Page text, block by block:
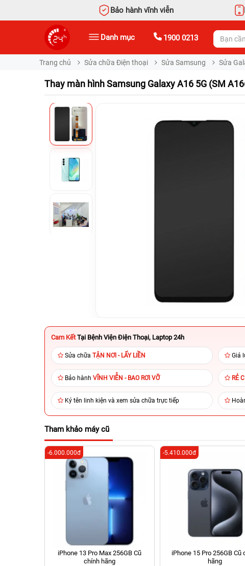
Bảo hành vĩnh viễn
Danh mục 1900 0213
Trang chủ Sửa chữa Điện thoại Sửa Samsung Sửa
Thay màn hình Samsung Galaxy A16 5G (SM
Cam Kết Tại Bệnh Viện Điện Thoại, Laptop 24h
Sửa chữa TẬN NƠI - LẤY LIỀN Giá
Bảo hành VĨNH VIỄN - BAO RƠI VỠ RẺ
Ký tên linh kiện và xem sửa chữa trực tiếp
Tham khảo máy cũ
iPhone 13 Pro Max 256GB Cũ
chính hãng
-6.000.000đ
iPhone 15 Pro 256GB Cũ
hãng
-5.410.000đ